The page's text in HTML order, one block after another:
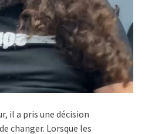
il a pris une décision
changer. Lorsque les